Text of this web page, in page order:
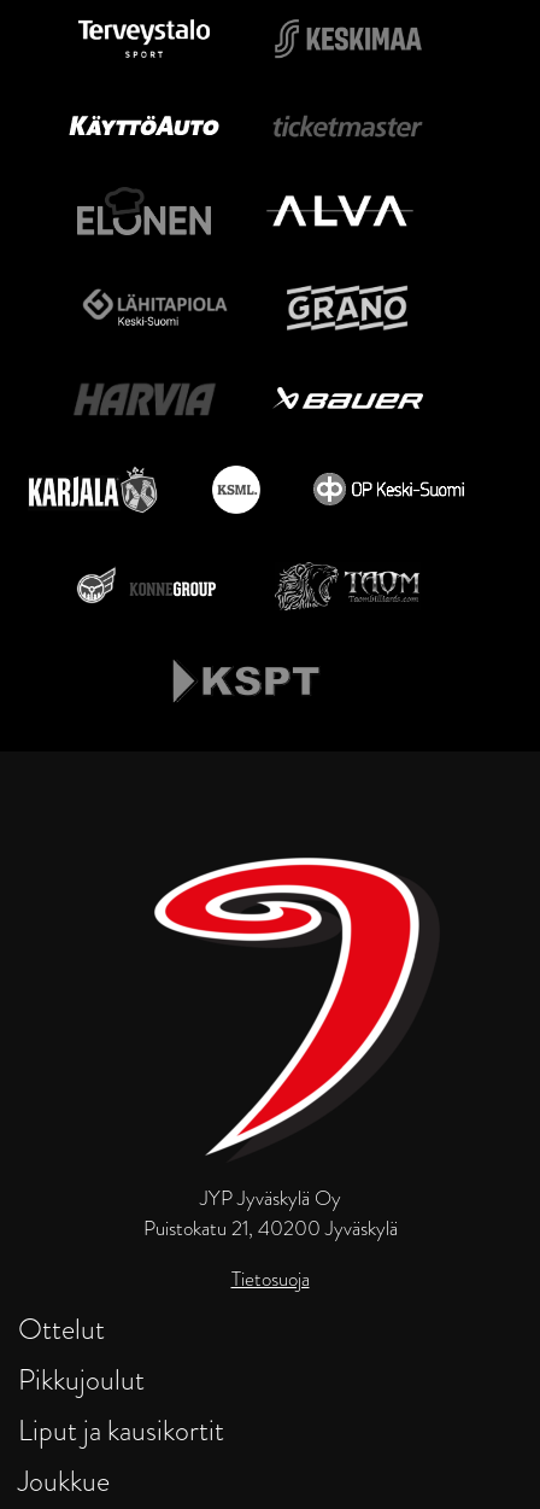
JYP Jyväskylä Oy
Puistokatu 21, 40200 Jyväskylä
Tietosuoja
Ottelut
Pikkujoulut
Liput ja kausikortit
Joukkue